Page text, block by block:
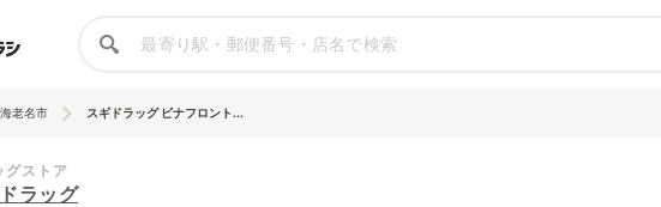
海老名市 スギドラッグ ビナフロント...
グストア
ラッグ